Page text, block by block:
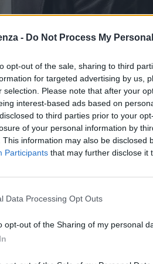
- Do Not Process My
opt-out of the sale, sharing to third
for targeted advertising by us,
selection. Please note that after your
interest-based ads based on
to third parties prior to your
of your personal information by
This information may also be disclosed
Participants that may further disclose it
Data Processing Opt Outs
opt-out of the Sharing of my personal
-
dell’anno per gli Incontri con
Popolizio, interprete e regista
di Harold Pinter, a
forza nell’esplorare le dinamiche
Il cinismo, la cattiveria, l’humor di
opera dalla struttura quasi